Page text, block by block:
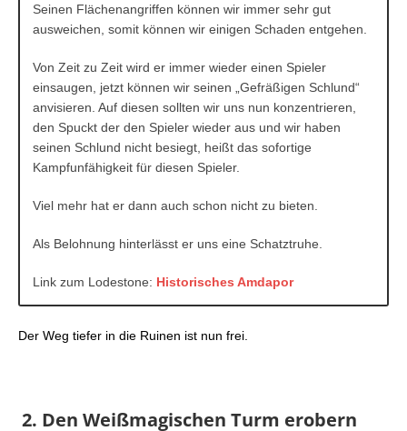
Seinen Flächenangriffen können wir immer sehr gut
ausweichen, somit können wir einigen Schaden entgehen.
Von Zeit zu Zeit wird er immer wieder einen Spieler
einsaugen, jetzt können wir seinen „Gefräßigen Schlund“
anvisieren. Auf diesen sollten wir uns nun konzentrieren,
den Spuckt der den Spieler wieder aus und wir haben
seinen Schlund nicht besiegt, heißt das sofortige
Kampfunfähigkeit für diesen Spieler.
Viel mehr hat er dann auch schon nicht zu bieten.
Als Belohnung hinterlässt er uns eine Schatztruhe.
Link zum Lodestone: Historisches Amdapor
Der Weg tiefer in die Ruinen ist nun frei.
2. Den Weißmagischen Turm erobern